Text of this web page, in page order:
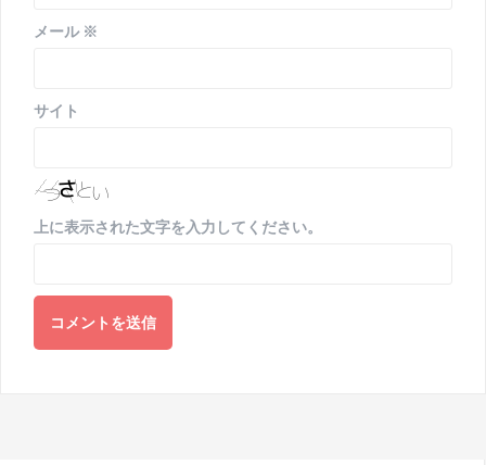
メール ※
サイト
上に表示された文字を入力してください。